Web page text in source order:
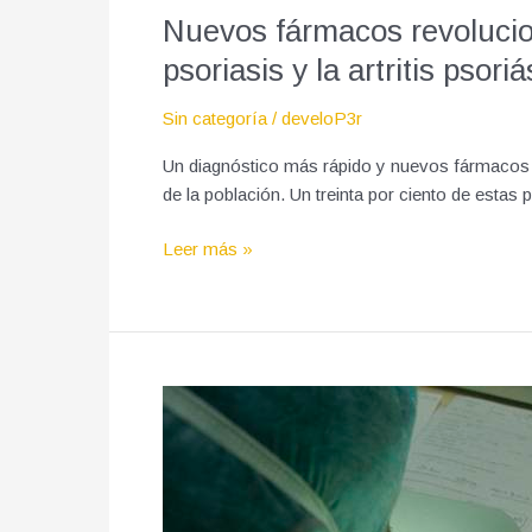
Nuevos fármacos
psoriasis y la artritis
Sin categoría / develoP3r
Un diagnóstico más rápido y nuevos
de la población. Un treinta por ciento de estas
artritis
psoriásica
Leer más »
joven